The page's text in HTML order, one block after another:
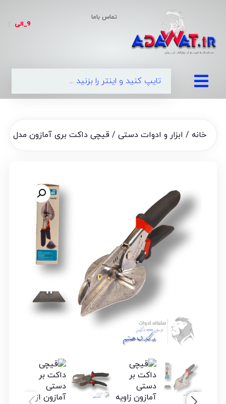
تماس باما
0
|
خانه / ابزار و ادوات دستی/ قیچی داکت بری آمازون مدل FH1